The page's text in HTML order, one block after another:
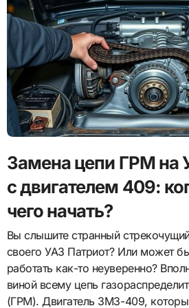
Замена цепи ГРМ на
с двигателем 409:
чего начать?
Вы слышите странный стрекочущий звук из-под капота
своего УАЗ Патриот? Или может
работать как-то неуверенно?
виной всему цепь
(ГРМ). Двигатель ЗМЗ-409,